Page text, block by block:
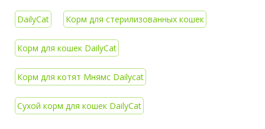
DailyCat Корм для стерилизованных кошек
Корм для кошек DailyCat
Корм для котят Мнямс Dailycat
Сухой корм для кошек DailyCat